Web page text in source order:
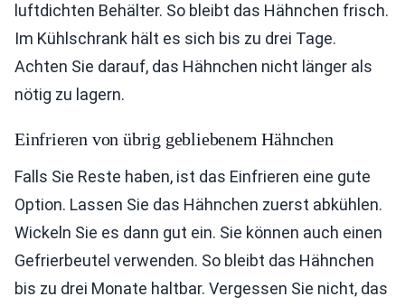
luftdichten Behälter. So bleibt das Hähnchen frisch.
Im Kühlschrank hält es sich bis zu drei Tage.
Achten Sie darauf, das Hähnchen nicht länger als
nötig zu lagern.
Einfrieren von übrig gebliebenem Hähnchen
Falls Sie Reste haben, ist das Einfrieren eine gute
Option. Lassen Sie das Hähnchen zuerst abkühlen.
Wickeln Sie es dann gut ein. Sie können auch einen
Gefrierbeutel verwenden. So bleibt das Hähnchen
bis zu drei Monate haltbar. Vergessen Sie nicht, das